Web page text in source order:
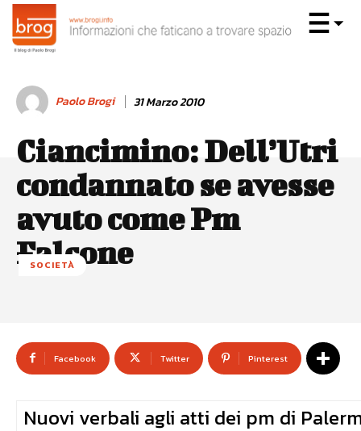
Paolo Brogi 31 Marzo 2010
Ciancimino: Dell’Utri
condannato se avesse
avuto come Pm
Falcone
SOCIETÀ
Facebook Twitter Pinterest
Nuovi verbali agli atti dei pm di